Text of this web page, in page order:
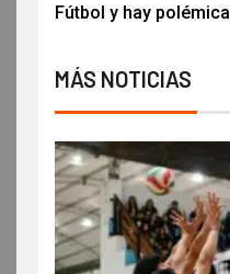
Fútbol y hay polémica
MÁS NOTICIAS